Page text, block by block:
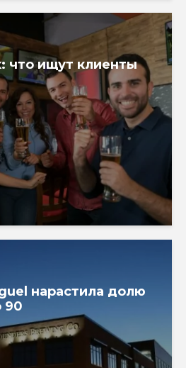
что ищут клиенты
нарастила долю
90